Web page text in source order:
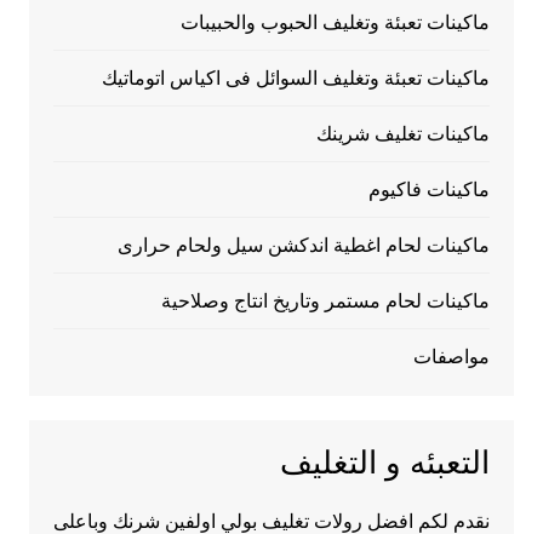
ماكينات تعبئة وتغليف الحبوب والحبيبات
ماكينات تعبئة وتغليف السوائل فى اكياس اتوماتيك
ماكينات تغليف شرينك
ماكينات فاكيوم
ماكينات لحام اغطية اندكشن سيل ولحام حرارى
ماكينات لحام مستمر وتاريخ انتاج وصلاحية
مواصفات
التعبئه و التغليف
نقدم لكم افضل رولات تغليف بولي اولفين شرنك وباعلى